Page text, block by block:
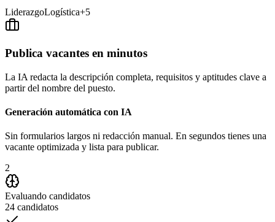
En proceso
Gerente de Operaciones · 8 años exp.
LiderazgoLogística+5
Publica vacantes en minutos
La IA redacta la descripción completa, requisitos y aptitudes clave a
partir del nombre del puesto.
Generación automática con IA
Sin formularios largos ni redacción manual. En segundos tienes una
vacante optimizada y lista para publicar.
2
Evaluando candidatos
24 candidatos